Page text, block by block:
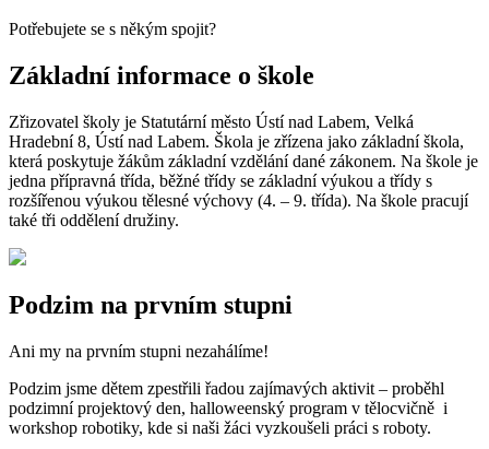
Potřebujete se s někým spojit?
Základní informace o škole
Zřizovatel školy je Statutární město Ústí nad Labem, Velká
Hradební 8, Ústí nad Labem. Škola je zřízena jako základní škola,
která poskytuje žákům základní vzdělání dané zákonem. Na škole je
jedna přípravná třída, běžné třídy se základní výukou a třídy s
rozšířenou výukou tělesné výchovy (4. – 9. třída). Na škole pracují
také tři oddělení družiny.
Podzim na prvním stupni
Ani my na prvním stupni nezahálíme!
Podzim jsme dětem zpestřili řadou zajímavých aktivit – proběhl
podzimní projektový den, halloweenský program v tělocvičně i
workshop robotiky, kde si naši žáci vyzkoušeli práci s roboty.